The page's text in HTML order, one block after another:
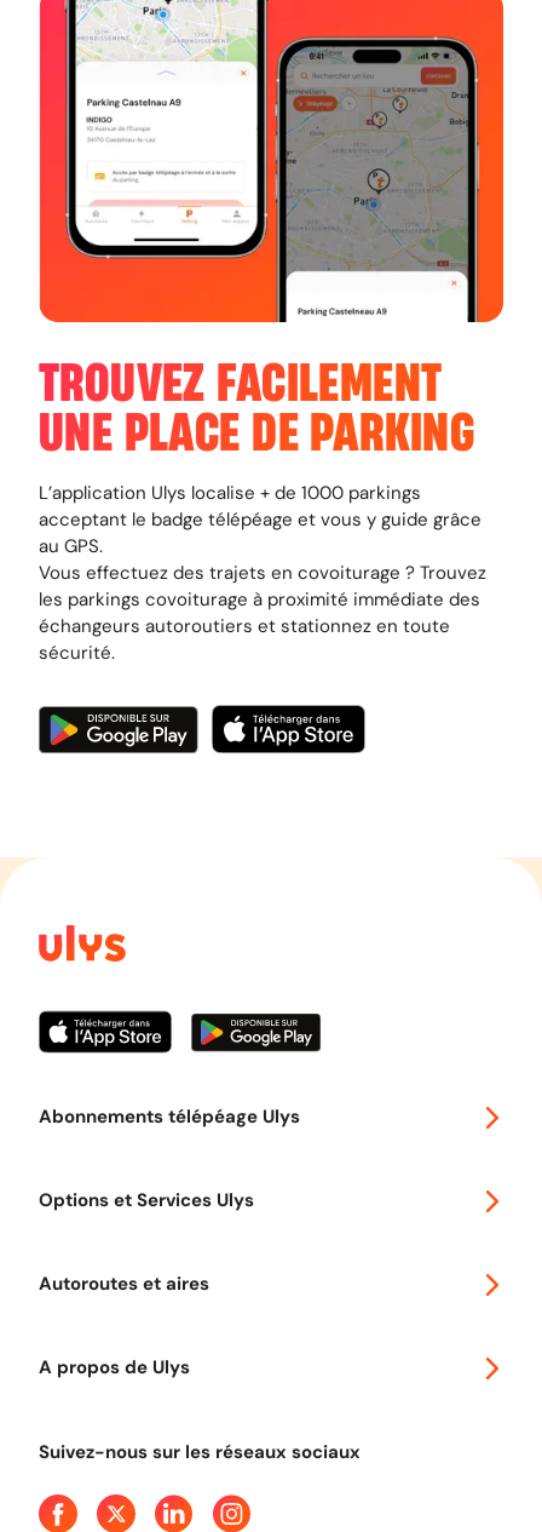
TROUVEZ FACILEMENT
UNE PLACE DE PARKING
L’application Ulys localise + de 1000 parkings
acceptant le badge télépéage et vous y guide grâce
au GPS.
Vous effectuez des trajets en covoiturage ? Trouvez
les parkings covoiturage à proximité immédiate des
échangeurs autoroutiers et stationnez en toute
sécurité.
Abonnements télépéage Ulys
Options et Services Ulys
Autoroutes et aires
A propos de Ulys
Presse
Suivez-nous sur les réseaux sociaux